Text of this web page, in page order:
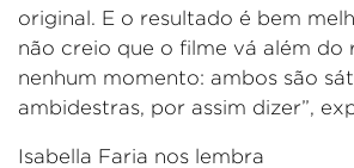
original. E o resultado é bem
não creio que o filme vá além do
nenhum momento: ambos são
ambidestras, por assim dizer”,
Isabella Faria nos lembra